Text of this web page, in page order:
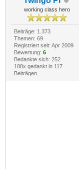
working class hero
Beiträge: 1.373
Themen: 69
Registriert seit: Apr 2009
Bewertung: 6
Bedankte sich: 252
188x gedankt in 117
Beiträgen